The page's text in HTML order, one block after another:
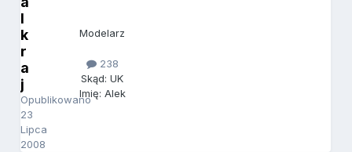
l
k
r
a
j
Opublikowano
23
Lipca
2008
Modelarz
238
Skąd: UK
Imię: Alek